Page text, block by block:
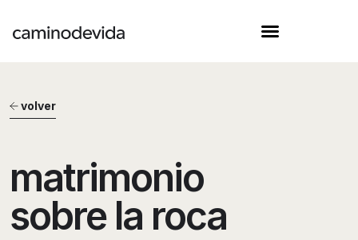
volver
matrimonio
sobre la roca